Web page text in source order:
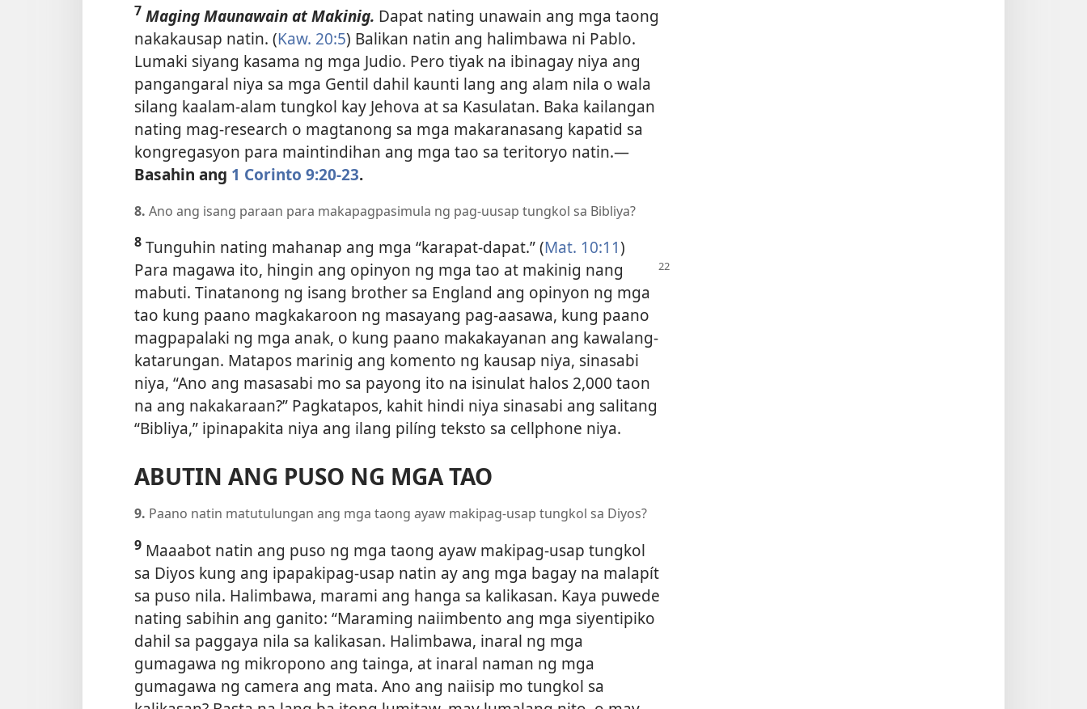
7 Maging Maunawain at Makinig. Dapat nating unawain ang mga taong
nakakausap natin. (Kaw. 20:5) Balikan natin ang halimbawa ni Pablo.
Lumaki siyang kasama ng mga Judio. Pero tiyak na ibinagay niya ang
pangangaral niya sa mga Gentil dahil kaunti lang ang alam nila o wala
silang kaalam-alam tungkol kay Jehova at sa Kasulatan. Baka kailangan
nating mag-research o magtanong sa mga makaranasang kapatid sa
kongregasyon para maintindihan ang mga tao sa teritoryo natin.​—
Basahin ang 1 Corinto 9:20-23.
8. Ano ang isang paraan para makapagpasimula ng pag-uusap tungkol sa Bibliya?
8 Tunguhin nating mahanap ang mga “karapat-dapat.” (Mat. 10:11)
Para magawa ito, hingin ang opinyon ng mga tao at makinig nang
mabuti. Tinatanong ng isang brother sa England ang opinyon ng mga
tao kung paano magkakaroon ng masayang pag-aasawa, kung paano
magpapalaki ng mga anak, o kung paano makakayanan ang kawalang-
katarungan. Matapos marinig ang komento ng kausap niya, sinasabi
niya, “Ano ang masasabi mo sa payong ito na isinulat halos 2,000 taon
na ang nakakaraan?” Pagkatapos, kahit hindi niya sinasabi ang salitang
“Bibliya,” ipinapakita niya ang ilang pilíng teksto sa cellphone niya.
ABUTIN ANG PUSO NG MGA TAO
9. Paano natin matutulungan ang mga taong ayaw makipag-usap tungkol sa Diyos?
9 Maaabot natin ang puso ng mga taong ayaw makipag-usap tungkol
sa Diyos kung ang ipapakipag-usap natin ay ang mga bagay na malapít
sa puso nila. Halimbawa, marami ang hanga sa kalikasan. Kaya puwede
nating sabihin ang ganito: “Maraming naiimbento ang mga siyentipiko
dahil sa paggaya nila sa kalikasan. Halimbawa, inaral ng mga
gumagawa ng mikropono ang tainga, at inaral naman ng mga
gumagawa ng camera ang mata. Ano ang naiisip mo tungkol sa